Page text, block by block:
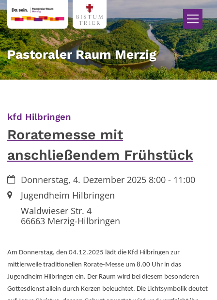
Zum Inhalt springen
Pastoraler Raum Merzig
kfd Hilbringen
Roratemesse mit
anschließendem Frühstück
Datum:Donnerstag, 4. Dezember 2025 8:00 - 11:00
Ort:Jugendheim Hilbringen
Waldwieser Str. 4
66663Merzig-Hilbringen
Am Donnerstag, den 04.12.2025 lädt die Kfd Hilbringen zur
mittlerweile traditionellen Rorate-Messe um 8.00 Uhr in das
Jugendheim Hilbringen ein. Der Raum wird bei diesem besonderen
Gottesdienst allein durch Kerzen beleuchtet. Die Lichtsymbolik deutet